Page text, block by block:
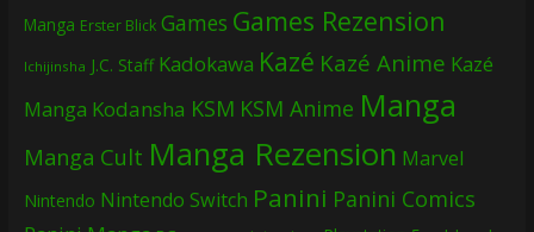
Manga Erster Blick Games Games Rezension
Ichijinsha J.C. Staff Kadokawa Kazé Kazé Anime Kazé
Manga Kodansha KSM KSM Anime Manga
Manga Cult Manga Rezension Marvel
Nintendo Nintendo Switch Panini Panini Comics